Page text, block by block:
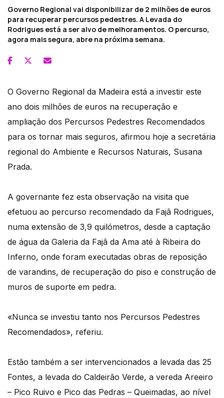
Governo Regional vai disponibilizar de 2 milhões de euros
para recuperar percursos pedestres. A Levada do
Rodrigues está a ser alvo de melhoramentos. O percurso,
agora mais segura, abre na próxima semana.
O Governo Regional da Madeira está a investir este
ano dois milhões de euros na recuperação e
ampliação dos Percursos Pedestres Recomendados
para os tornar mais seguros, afirmou hoje a secretária
regional do Ambiente e Recursos Naturais, Susana
Prada.
A governante fez esta observação na visita que
efetuou ao percurso recomendado da Fajã Rodrigues,
numa extensão de 3,9 quilómetros, desde a captação
de água da Galeria da Fajã da Ama até à Ribeira do
Inferno, onde foram executadas obras de reposição
de varandins, de recuperação do piso e construção de
muros de suporte em pedra.
«Nunca se investiu tanto nos Percursos Pedestres
Recomendados», referiu.
Estão também a ser intervencionados a levada das 25
Fontes, a levada do Caldeirão Verde, a vereda Areeiro
– Pico Ruivo e Pico das Pedras – Queimadas, ao nível